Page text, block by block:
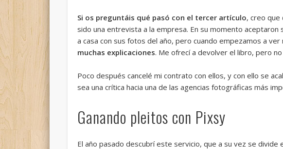
Si os preguntáis qué pasó con el tercer artículo, creo que
sido una entrevista a la empresa. En su momento
a casa con sus fotos del año, pero cuando empezamos a
muchas explicaciones. Me ofrecí a devolver el libro, pero
Poco después cancelé mi contrato con ellos, y con ello se
sea una crítica hacia una de las agencias fotográficas más
Ganando pleitos con Pixsy
El año pasado descubrí este servicio, que a su vez se